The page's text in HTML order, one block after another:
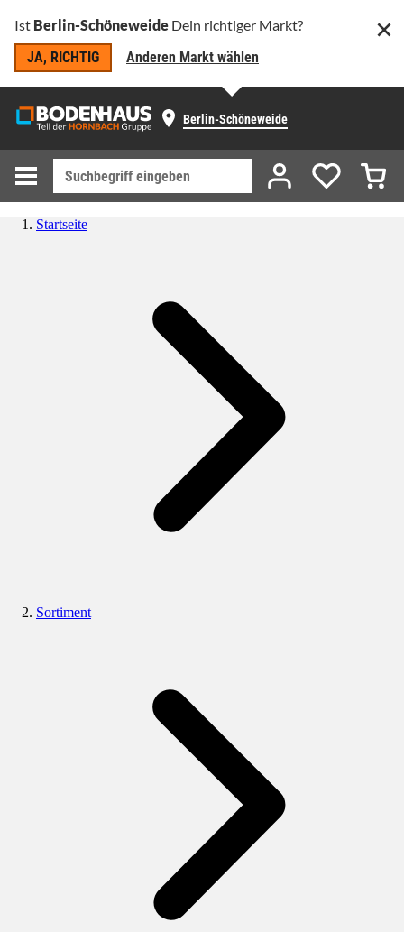
Ist Berlin-Schöneweide Dein richtiger Markt?
JA, RICHTIG
Anderen Markt wählen
Berlin-Schöneweide
Startseite
Sortiment